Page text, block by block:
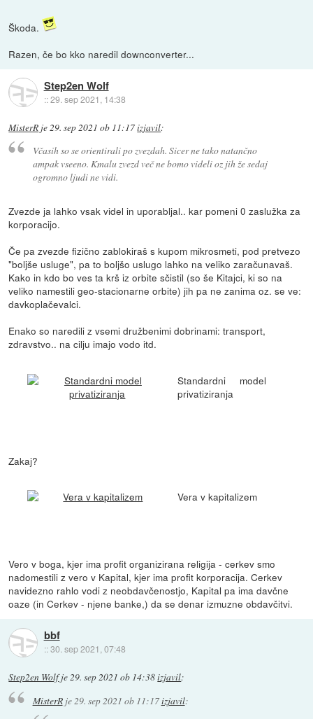
Škoda.
Razen, če bo kko naredil downconverter...
Step2en Wolf
::29. sep 2021, 14:38
MisterR je 29. sep 2021 ob 11:17izjavil:
Včasih so se orientirali po zvezdah. Sicer ne tako natančno
ampak vseeno. Kmalu zvezd več ne bomo videli oz jih že sedaj
ogromno ljudi ne vidi.
Zvezde ja lahko vsak videl in uporabljal.. kar pomeni 0 zaslužka za
korporacijo.
Če pa zvezde fizično zablokiraš s kupom mikrosmeti, pod pretvezo
"boljše usluge", pa to boljšo uslugo lahko na veliko zaračunavaš.
Kako in kdo bo ves ta krš iz orbite sčistil (so še Kitajci, ki so na
veliko namestili geo-stacionarne orbite) jih pa ne zanima oz. se ve:
davkoplačevalci.
Enako so naredili z vsemi družbenimi dobrinami: transport,
zdravstvo.. na cilju imajo vodo itd.
Standardni model
privatiziranja
Zakaj?
Vera v kapitalizem
Vero v boga, kjer ima profit organizirana religija - cerkev smo
nadomestili z vero v Kapital, kjer ima profit korporacija. Cerkev
navidezno rahlo vodi z neobdavčenostjo, Kapital pa ima davčne
oaze (in Cerkev - njene banke,) da se denar izmuzne obdavčitvi.
bbf
::30. sep 2021, 07:48
Step2en Wolfje29. sep 2021 ob 14:38izjavil:
MisterRje 29. sep 2021 ob 11:17izjavil: